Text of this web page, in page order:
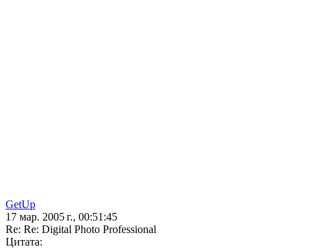
GetUp
17 мар. 2005 г., 00:51:45
Re: Re: Digital Photo Professional
Цитата: